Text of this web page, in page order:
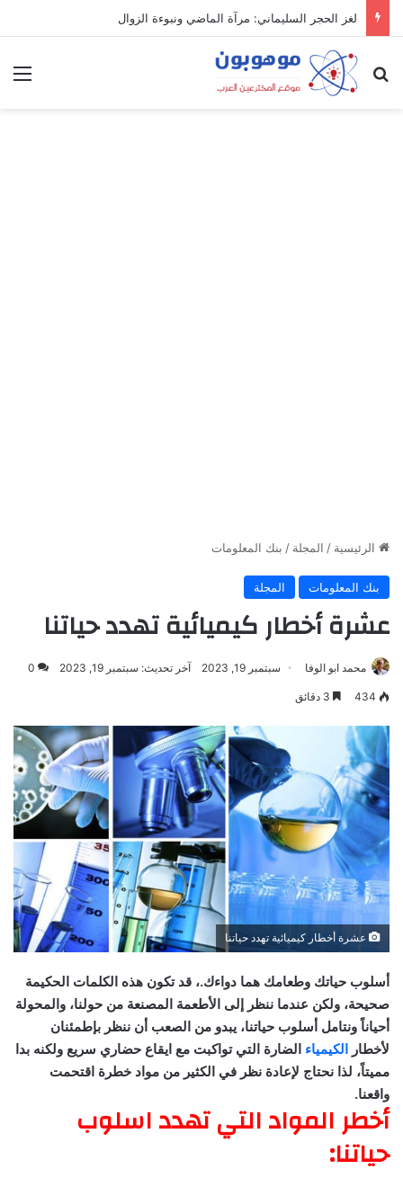
لغز الحجر السليماني: مرآة الماضي ونبوءة الزوال
بحث عن
الرئيسية / المجلة / بنك المعلومات
بنك المعلومات المجلة
عشرة أخطار كيميائية تهدد حياتنا
محمد ابو الوفا سبتمبر 19, 2023 آخر تحديث: سبتمبر 19, 2023 0
434
عشرة أخطار كيميائية تهدد حياتنا
أسلوب حياتك وطعامك هما دواءك.، قد تكون هذه الكلمات الحكيمة
صحيحة، ولكن عندما ننظر إلى الأطعمة المصنعة من حولنا، والمحولة
أحياناً ونتامل أسلوب حياتنا، يبدو من الصعب أن ننظر بإطمئنان
لأخطار الكيمياء الضارة التي تواكبت مع ايقاع حضاري سريع ولكنه بدا
مميتاً، لذا نحتاج لإعادة نظر في الكثير من مواد خطرة اقتحمت
واقعنا.
أخطر المواد التي تهدد اسلوب
حياتنا: